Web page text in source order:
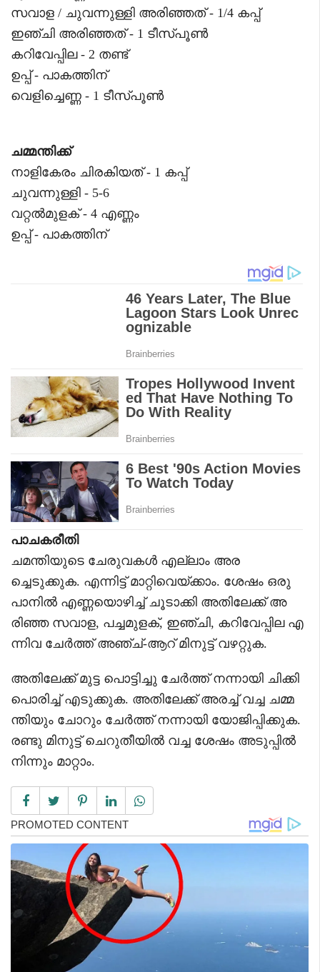
സവാള / ചുവന്നുള്ളി അരിഞ്ഞത് - 1/4 കപ്പ്
ഇഞ്ചി അരിഞ്ഞത് - 1 ടീസ്പൂൺ
കറിവേപ്പില - 2 തണ്ട്
ഉപ്പ് - പാകത്തിന്
വെളിച്ചെണ്ണ - 1 ടീസ്പൂൺ
ചമ്മന്തിക്ക്
നാളികേരം ചിരകിയത് - 1 കപ്പ്
ചുവന്നുള്ളി - 5-6
വറ്റൽമുളക് - 4 എണ്ണം
ഉപ്പ് - പാകത്തിന്
പാചകരീതി
ചമന്തിയുടെ ചേരുവകൾ എല്ലാം അര
ച്ചെടുക്കുക. എന്നിട്ട് മാറ്റിവെയ്ക്കാം. ശേഷം ഒരു
പാനിൽ എണ്ണയൊഴിച്ച് ചൂടാക്കി അതിലേക്ക് അ
രിഞ്ഞ സവാള, പച്ചമുളക്, ഇഞ്ചി, കറിവേപ്പില എ
ന്നിവ ചേർത്ത് അഞ്ച്-ആറ് മിനുട്ട് വഴറ്റുക.
അതിലേക്ക് മുട്ട പൊട്ടിച്ചു ചേർത്ത് നന്നായി ചിക്കി
പൊരിച്ച് എടുക്കുക. അതിലേക്ക് അരച്ച് വച്ച ചമ്മ
ന്തിയും ചോറും ചേർത്ത് നന്നായി യോജിപ്പിക്കുക.
രണ്ടു മിനുട്ട് ചെറുതീയിൽ വച്ച ശേഷം അടുപ്പിൽ
നിന്നും മാറ്റാം.